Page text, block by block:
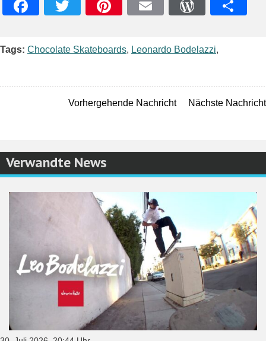
Tags: Chocolate Skateboards, Leonardo Bodelazzi,
Vorhergehende Nachricht Nächste Nachricht
Verwandte News